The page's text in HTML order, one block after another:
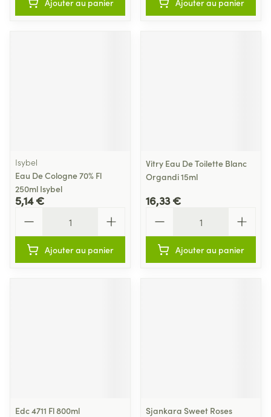
Ajouter au panier Ajouter au panier
Isybel
Eau De Cologne 70% Fl
250ml Isybel
5,14 €
Ajouter au panier
Vitry Eau De Toilette Blanc
Organdi 15ml
16,33 €
Ajouter au panier
Edc 4711 Fl 800ml
Sjankara Sweet Roses